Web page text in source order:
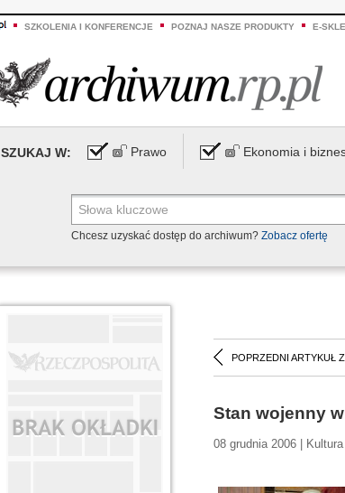
SZKOLENIA I KONFERENCJE POZNAJ NASZE PRODUKTY E-
SZUKAJ W: Prawo Ekonomia i
Chcesz uzyskać dostęp do archiwum? Zobacz ofertę
POPRZEDNI ARTYKUŁ
Stan wojenny
08 grudnia 2006 |